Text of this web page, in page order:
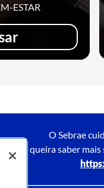
ESTAR
O Sebrae
Caso queira saber